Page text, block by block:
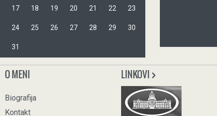
17 18 19 20 21 22 23
24 25 26 27 28 29 30
31
O MENI
Biografija
Kontakt
LINKOVI